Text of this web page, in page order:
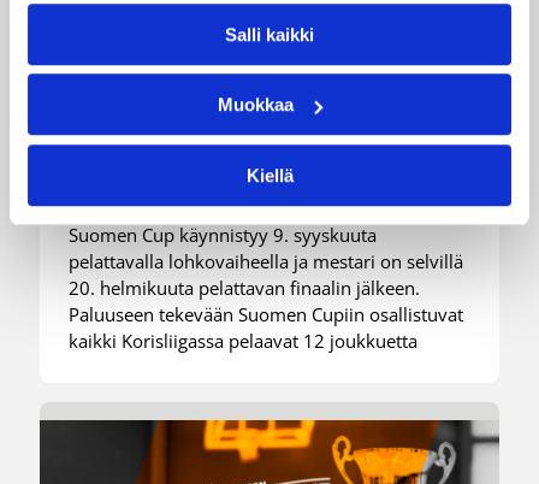
Salli kaikki
Muokkaa
Kiellä
09.07.2026 11:00
Miesten Suomen Cupin
lohkovaiheen otteluohjelma
Suomen Cup käynnistyy 9. syyskuuta
pelattavalla lohkovaiheella ja mestari on selvillä
20. helmikuuta pelattavan finaalin jälkeen.
Paluuseen tekevään Suomen Cupiin osallistuvat
kaikki Korisliigassa pelaavat 12 joukkuetta